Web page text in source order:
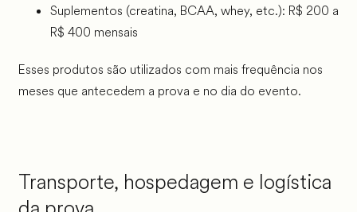
Suplementos (creatina, BCAA, whey, etc.): R$ 200 a
R$ 400 mensais
Esses produtos são utilizados com mais frequência nos
meses que antecedem a prova e no dia do evento.
Transporte, hospedagem e logística